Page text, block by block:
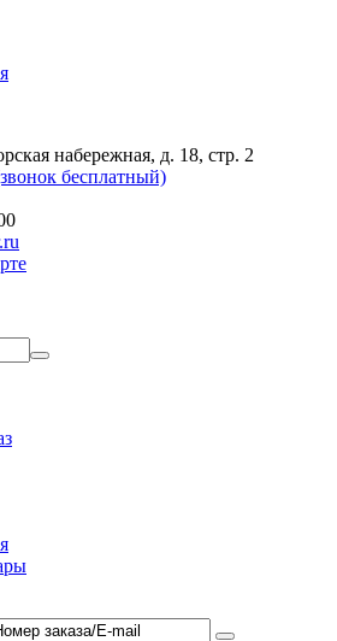
набережная, д. 18, стр. 2
бесплатный)